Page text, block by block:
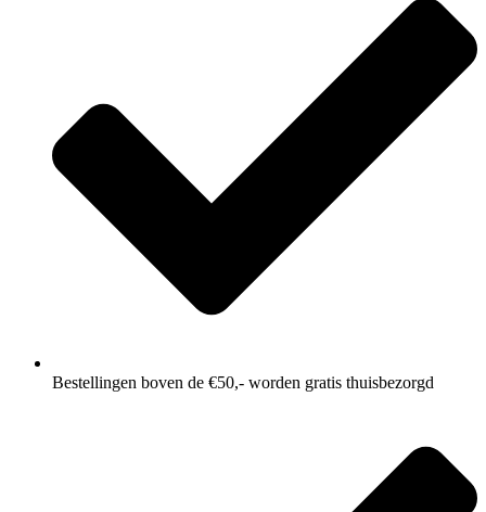
Bestellingen boven de €50,- worden gratis thuisbezorgd